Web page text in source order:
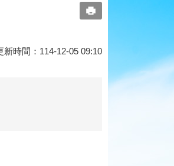
新時間：114-12-05 09:10